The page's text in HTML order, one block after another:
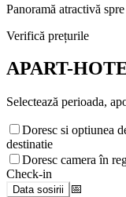
Panoramă atractivă
Verifică prețurile
APART-
Selectează perioada,
Doresc si optiunea
destinatie
Doresc camera în
Check-in
Data sosirii
📅